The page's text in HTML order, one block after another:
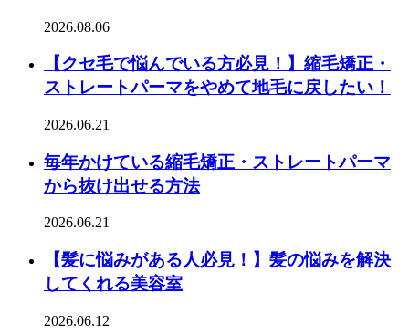
2026.08.06
【クセ毛で悩んでいる方必見！】縮毛矯正・
ストレートパーマをやめて地毛に戻したい！
2026.06.21
毎年かけている縮毛矯正・ストレートパーマ
から抜け出せる方法
2026.06.21
【髪に悩みがある人必見！】髪の悩みを解決
してくれる美容室
2026.06.12